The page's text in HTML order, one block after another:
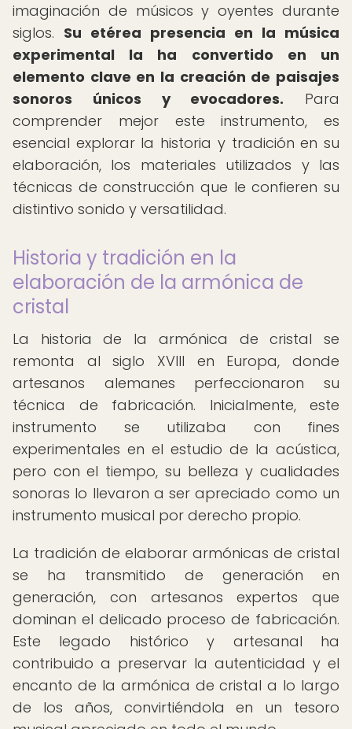
imaginación de músicos y oyentes durante
siglos. Su etérea presencia en la música
experimental la ha convertido en un
elemento clave en la creación de paisajes
sonoros únicos y evocadores. Para
comprender mejor este instrumento, es
esencial explorar la historia y tradición en su
elaboración, los materiales utilizados y las
técnicas de construcción que le confieren su
distintivo sonido y versatilidad.
Historia y tradición en la
elaboración de la armónica de
cristal
La historia de la armónica de cristal se
remonta al siglo XVIII en Europa, donde
artesanos alemanes perfeccionaron su
técnica de fabricación. Inicialmente, este
instrumento se utilizaba con fines
experimentales en el estudio de la acústica,
pero con el tiempo, su belleza y cualidades
sonoras lo llevaron a ser apreciado como un
instrumento musical por derecho propio.
La tradición de elaborar armónicas de cristal
se ha transmitido de generación en
generación, con artesanos expertos que
dominan el delicado proceso de fabricación.
Este legado histórico y artesanal ha
contribuido a preservar la autenticidad y el
encanto de la armónica de cristal a lo largo
de los años, convirtiéndola en un tesoro